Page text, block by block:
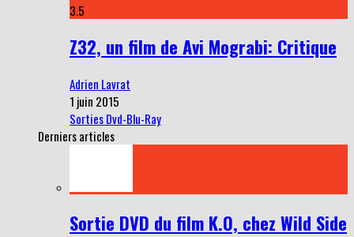
3.5
Z32, un film de Avi Mograbi: Critique
Adrien Lavrat
1 juin 2015
Sorties Dvd-Blu-Ray
Derniers articles
Sortie DVD du film K.O, chez Wild Side